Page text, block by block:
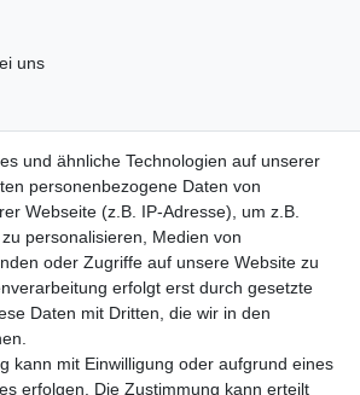
uns
und ähnliche Technologien auf unserer
personenbezogene Daten von
Webseite (z.B. IP-Adresse), um z.B.
personalisieren, Medien von
oder Zugriffe auf unsere Website zu
erfolgt erst durch gesetzte
Daten mit Dritten, die wir in den
kann mit Einwilligung oder aufgrund eines
erfolgen. Die Zustimmung kann erteilt